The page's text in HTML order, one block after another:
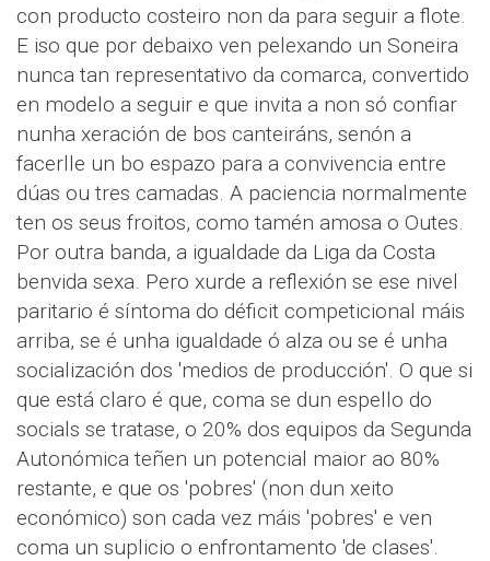
con producto costeiro non da para seguir a flote.
E iso que por debaixo ven pelexando un Soneira
nunca tan representativo da comarca, convertido
en modelo a seguir e que invita a non só confiar
nunha xeración de bos canteiráns, senón a
facerlle un bo espazo para a convivencia entre
dúas ou tres camadas. A paciencia normalmente
ten os seus froitos, como tamén amosa o Outes.
Por outra banda, a igualdade da Liga da Costa
benvida sexa. Pero xurde a reflexión se ese nivel
paritario é síntoma do déficit competicional máis
arriba, se é unha igualdade ó alza ou se é unha
socialización dos 'medios de producción'. O que si
que está claro é que, coma se dun espello do
socials se tratase, o 20% dos equipos da Segunda
Autonómica teñen un potencial maior ao 80%
restante, e que os 'pobres' (non dun xeito
económico) son cada vez máis 'pobres' e ven
coma un suplicio o enfrontamento 'de clases'.